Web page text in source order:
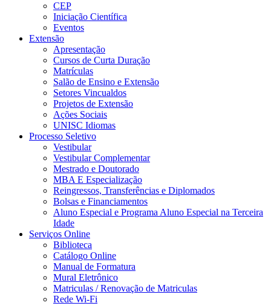
CEP
Iniciação Científica
Eventos
Extensão
Apresentação
Cursos de Curta Duração
Matrículas
Salão de Ensino e Extensão
Setores Vincualdos
Projetos de Extensão
Ações Sociais
UNISC Idiomas
Processo Seletivo
Vestibular
Vestibular Complementar
Mestrado e Doutorado
MBA E Especialização
Reingressos, Transferências e Diplomados
Bolsas e Financiamentos
Aluno Especial e Programa Aluno Especial na Terceira
Idade
Serviços Online
Biblioteca
Catálogo Online
Manual de Formatura
Mural Eletrônico
Matriculas / Renovação de Matriculas
Rede Wi-Fi